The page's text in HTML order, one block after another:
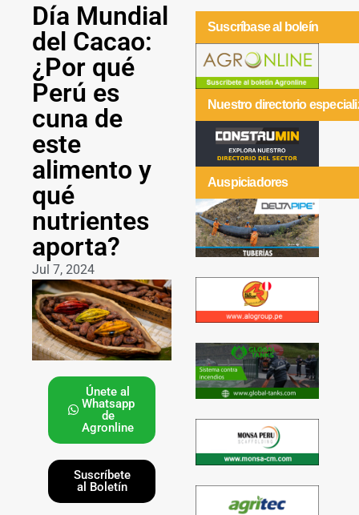
Día Mundial
del Cacao:
¿Por qué
Perú es
cuna de
este
alimento y
qué
nutrientes
aporta?
Jul 7, 2024
Únete al
Whatsapp
de
Agronline
Suscríbete
al Boletín
Suscríbase al boleín
Nuestro directorio
Auspiciadores